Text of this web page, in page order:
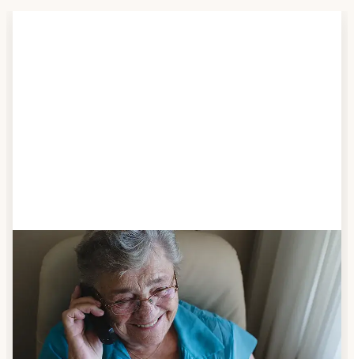
Schritt 3
Bestellen & liefern lassen
Suchen Sie sich aus dem Speiseplan Ihres Anbieters
aus, was Ihnen schmeckt. Bestellen Sie telefonisch,
schriftlich oder im Online-Shop Ihres Anbieters.